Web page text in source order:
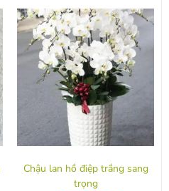
Chậu lan hồ điệp trắng sang
trọng